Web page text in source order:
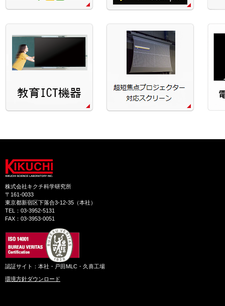
株式会社キクチ科学研究所
〒161-0033
東京都新宿区下落合3-12-35（本社）
TEL：03-3952-5131
FAX：03-3953-0051
認証サイト：本社・戸田MLC・久喜工場
環境方針ダウンロード